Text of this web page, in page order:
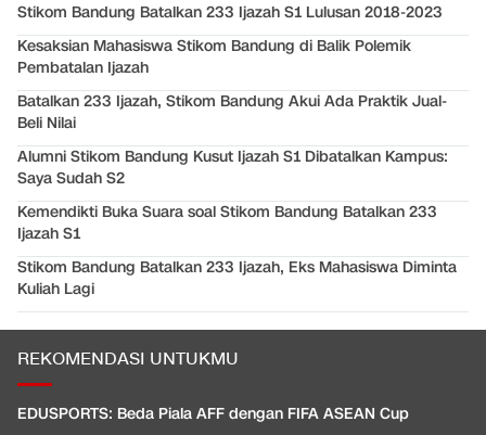
Stikom Bandung Batalkan 233 Ijazah S1 Lulusan 2018-2023
Kesaksian Mahasiswa Stikom Bandung di Balik Polemik
Pembatalan Ijazah
Batalkan 233 Ijazah, Stikom Bandung Akui Ada Praktik Jual-
Beli Nilai
Alumni Stikom Bandung Kusut Ijazah S1 Dibatalkan Kampus:
Saya Sudah S2
Kemendikti Buka Suara soal Stikom Bandung Batalkan 233
Ijazah S1
Stikom Bandung Batalkan 233 Ijazah, Eks Mahasiswa Diminta
Kuliah Lagi
REKOMENDASI UNTUKMU
EDUSPORTS: Beda Piala AFF dengan FIFA ASEAN Cup